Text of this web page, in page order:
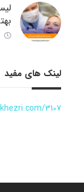
لینک های مفید
3107/